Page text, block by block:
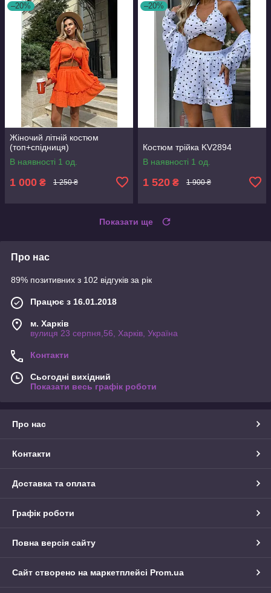
–20%
Жіночий літній костюм
(топ+спідниця)
В наявності 1 од.
1 000 ₴ 1 250 ₴
–20%
Костюм трійка KV2894
В наявності 1 од.
1 520 ₴ 1 900 ₴
Показати ще
Про нас
89% позитивних з 102 відгуків за рік
Працює з 16.01.2018
м. Харків
вулиця 23 серпня,56, Харків, Україна
Контакти
Сьогодні вихідний
Показати весь графік роботи
Про нас
Контакти
Доставка та оплата
Графік роботи
Повна версія сайту
Сайт створено на маркетплейсі Prom.ua